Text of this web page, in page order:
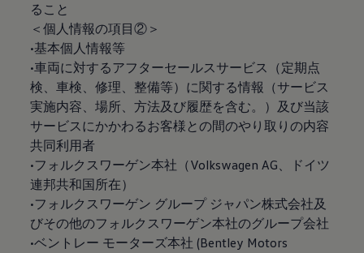
ること
＜個人情報の項目②＞
•基本個人情報等
•車両に対するアフターセールスサービス（定期点
検、車検、修理、整備等）に関する情報（サービス
実施内容、場所、方法及び履歴を含む。）及び当該
サービスにかかわるお客様との間のやり取りの内容
共同利用者
•フォルクスワーゲン本社（Volkswagen AG、ドイツ
連邦共和国所在）
•フォルクスワーゲン グループ ジャパン株式会社及
びその他のフォルクスワーゲン本社のグループ会社
•ベントレー モーターズ本社 (Bentley Motors